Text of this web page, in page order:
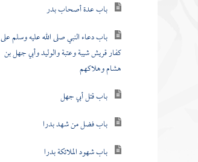
باب عدة أصحاب بدر
باب دعاء النبي صلى الله عليه وسلم على
كفار قريش شيبة وعتبة والوليد وأبي جهل بن
هشام وهلاكهم
باب قتل أبي جهل
باب فضل من شهد بدرا
باب شهود الملائكة بدرا